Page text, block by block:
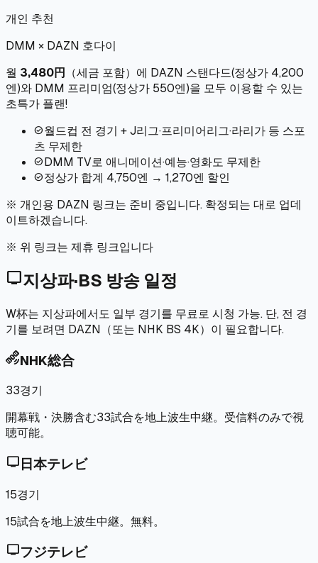
개인 추천
DMM × DAZN 호다이
월 3,480円 （세금 포함） 에 DAZN 스탠다드(정상가 4,200
엔)와 DMM 프리미엄(정상가 550엔)을 모두 이용할 수 있는
초특가 플랜!
check_circle월드컵 전 경기 + J리그·프리미어리그·라리가 등 스포
츠 무제한
check_circleDMM TV로 애니메이션·예능·영화도 무제한
check_circle정상가 합계 4,750엔 → 1,270엔 할인
※ 개인용 DAZN 링크는 준비 중입니다. 확정되는 대로 업데
이트하겠습니다.
※ 위 링크는 제휴 링크입니다
tv지상파·BS 방송 일정
W杯는 지상파에서도 일부 경기를 무료로 시청 가능. 단, 전 경
기를 보려면 DAZN（또는 NHK BS 4K）이 필요합니다.
satellite_altNHK総合
33경기
開幕戦・決勝含む33試合を地上波生中継。受信料のみで視
聴可能。
tv日本テレビ
15경기
15試合を地上波生中継。無料。
tvフジテレビ